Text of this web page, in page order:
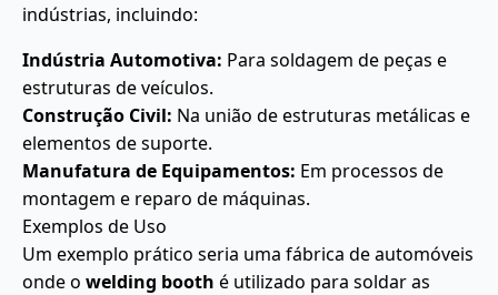
indústrias, incluindo:
Indústria Automotiva: Para soldagem de peças e
estruturas de veículos.
Construção Civil: Na união de estruturas metálicas e
elementos de suporte.
Manufatura de Equipamentos: Em processos de
montagem e reparo de máquinas.
Exemplos de Uso
Um exemplo prático seria uma fábrica de automóveis
onde o welding booth é utilizado para soldar as